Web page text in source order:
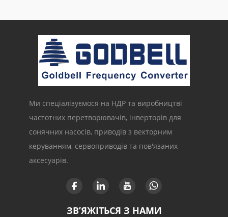
Ми спеціалізуємося на НДР та виробництві
частотних перетворювачів, інверторів для
сонячних насосів, приводів з векторним
керуванням, сервоприводів та пов'язаних
аксесуарів.
ЗВ’ЯЖІТЬСЯ З НАМИ